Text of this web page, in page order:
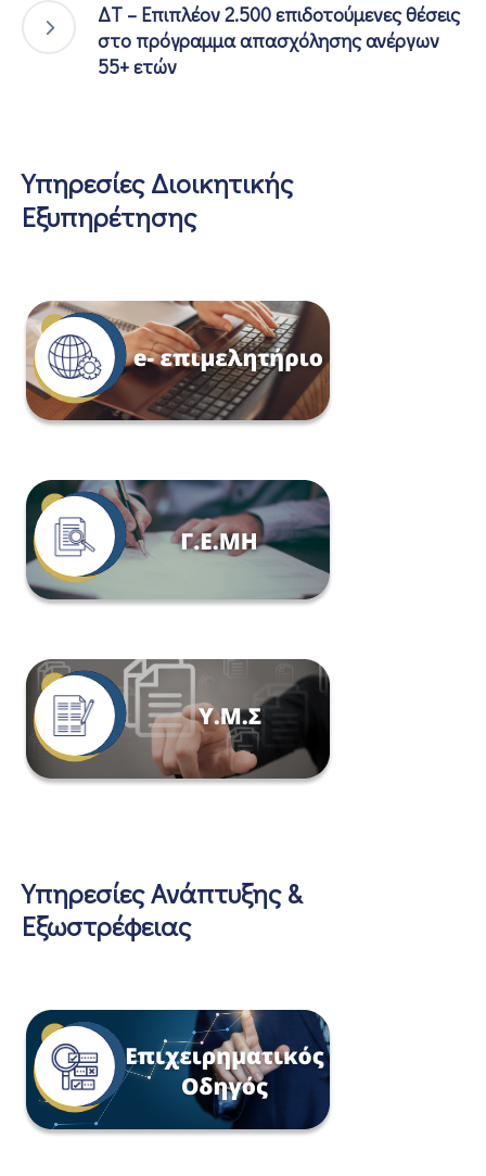
ΔΤ – Επιπλέον 2.500 επιδοτούμενες θέσεις
στο πρόγραμμα απασχόλησης ανέργων
55+ ετών
Υπηρεσίες Διοικητικής
Εξυπηρέτησης
Υπηρεσίες Ανάπτυξης &
Εξωστρέφειας